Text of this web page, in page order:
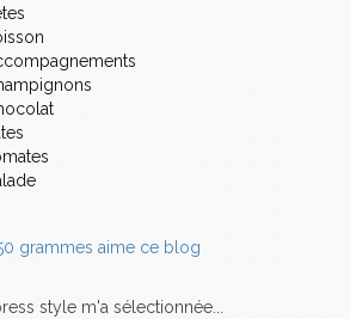
style m'a sélectionnée...